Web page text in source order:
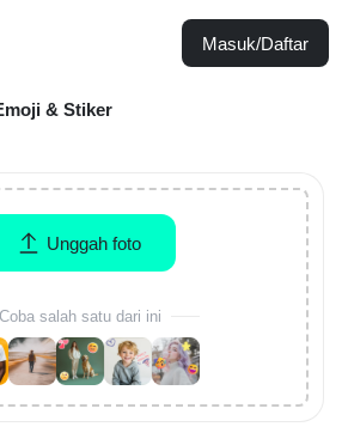
Masuk/Daftar
& Stiker
Unggah foto
Coba salah satu dari ini